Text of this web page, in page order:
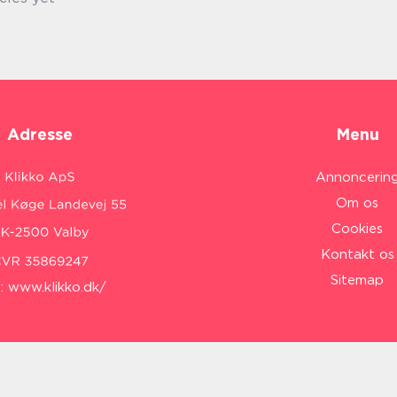
Adresse
www.klikko.dk/
Menu
Om os
Cookies
Kontakt os
Sitemap